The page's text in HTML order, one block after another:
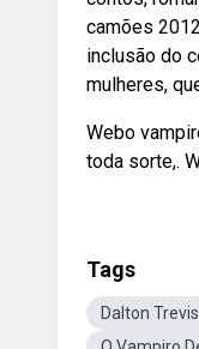
camões
inclusão do
mulheres,
Webo
toda sorte,.
Tags
Dalton